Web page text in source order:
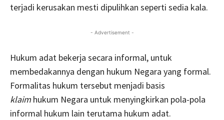
terjadi kerusakan mesti dipulihkan seperti sedia kala.
- Advertisement -
Hukum adat bekerja secara informal, untuk
membedakannya dengan hukum Negara yang formal.
Formalitas hukum tersebut menjadi basis
klaim hukum Negara untuk menyingkirkan pola-pola
informal hukum lain terutama hukum adat.